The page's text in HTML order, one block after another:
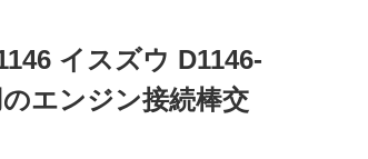
イスズウ D1146-
エンジン接続棒交